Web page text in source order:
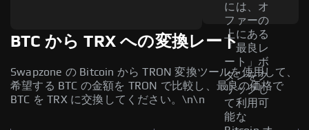
には、オ
ファーの
上にある
「最良レ
ート」ボ
タンをク
リックし
て利用可
能な
BTC から TRX への変換レート
Swapzone の Bitcoin から TRON 変換ツールを使用して、
希望する BTC の金額を TRON で比較し、最良の価格で
BTC を TRX に交換してください。\n\n